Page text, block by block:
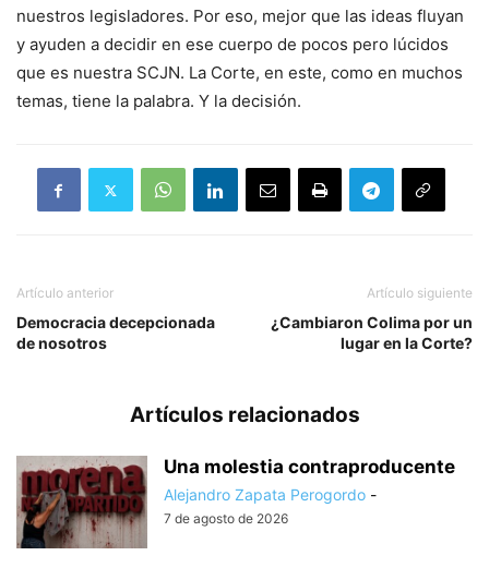
nuestros legisladores. Por eso, mejor que las ideas fluyan
y ayuden a decidir en ese cuerpo de pocos pero lúcidos
que es nuestra SCJN. La Corte, en este, como en muchos
temas, tiene la palabra. Y la decisión.
Artículo anterior
Democracia decepcionada
de nosotros
Artículo siguiente
¿Cambiaron Colima por un
lugar en la Corte?
Artículos relacionados
Una molestia contraproducente
Alejandro Zapata Perogordo -
7 de agosto de 2026